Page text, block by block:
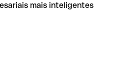
mais inteligentes